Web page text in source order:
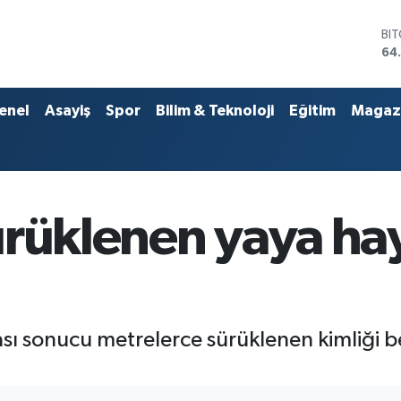
Asayiş Spor Bilim & Teknoloji Eğitim
yaya
sonucu metrelerce sürüklenen kimliği